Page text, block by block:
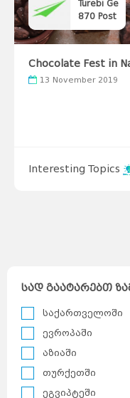
Turebi Ge
870 Post
Chocolate Fest in
Georgia
13 November 2019
Interesting Topics
სად გაატარებთ
საქართველოში
ევროპაში
აზიაში
თურქეთში
ეგვიპტეში